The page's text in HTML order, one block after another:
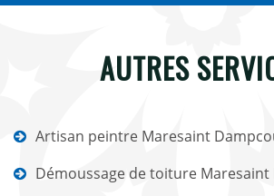
AUTRES
Artisan peintre Maresaint
Démoussage de toiture